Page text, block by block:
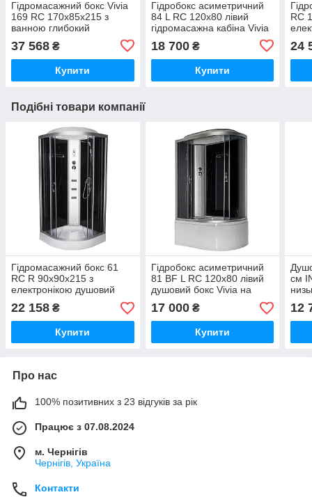
Гідромасажний бокс Vivia
169 RC 170х85х215 з
ванною глибокий
розсувні двері
37 568 ₴
Купити
Гідробокс асиметричний
84 L RC 120х80 лівий
гідромасажна кабіна Vivia
на низькому піддоні чорне
скло
18 700₴
Купити
RC
24
Подібні товари компанії
Гідромасажний бокс 61
RC R 90х90х215 з
електронікою душовий
бокс Vivia низький піддон
розсувні двері
22 158 ₴
Купити
Гідробокс асиметричний
81 BF L RC 120х80 лівий
душовий бокс Vivia на
глибокому піддоні чорне
скло
17 000₴
Купити
см
12
Про нас
100% позитивних з 23 відгуків за рік
Працює з 07.08.2024
м. Чернігів
Чернігів, Україна
Контакти